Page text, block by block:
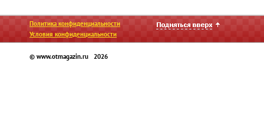
Политика конфиденциальности
Условия конфиденциальности
© www.otmagazin.ru 2026